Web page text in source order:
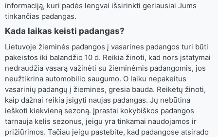
informaciją, kuri padės lengvai išsirinkti geriausiai Jums
tinkančias padangas.
Kada laikas keisti padangas?
Lietuvoje žieminės padangos į vasarines padangos turi būti
pakeistos iki balandžio 10 d. Reikia žinoti, kad nors įstatymai
nedraudžia vasarą važinėti su žieminėmis padangomis, jos
neužtikrina automobilio saugumo. O laiku nepakeitus
vasarinių padangų į žiemines, gresia bauda. Reikėtų žinoti,
kaip dažnai reikia įsigyti naujas padangas. Jų nebūtina
ieškoti kiekvieną sezoną. Įprastai kokybiškos padangos
tarnauja kelis sezonus, jeigu yra tinkamai naudojamos ir
prižiūrimos. Tačiau jeigu pastebite, kad padangose atsirado